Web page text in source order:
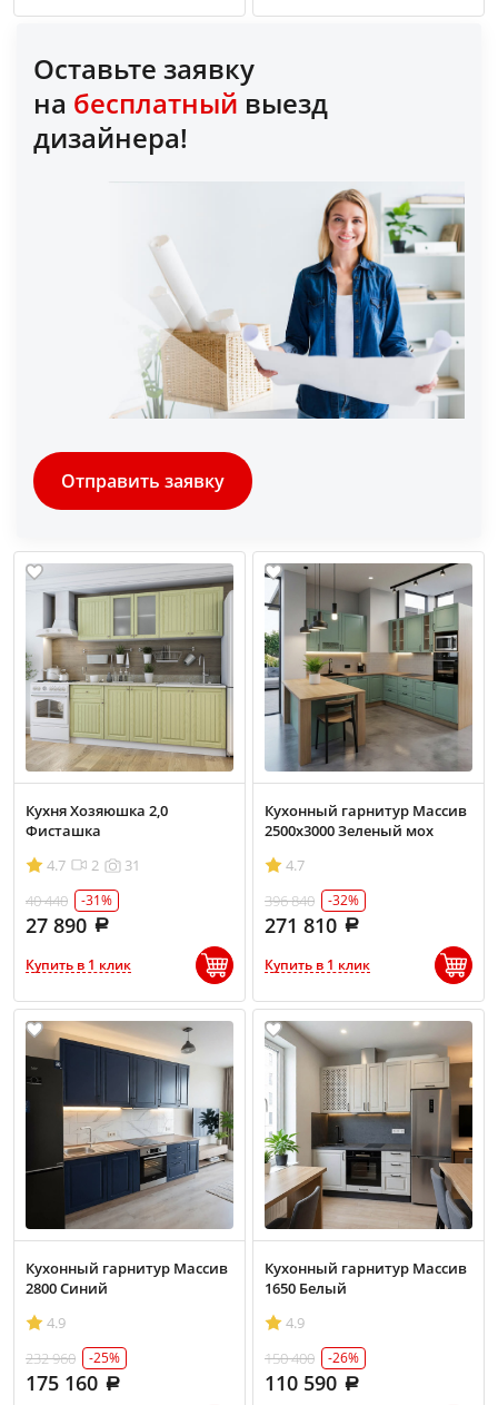
Оставьте заявку
на бесплатный выезд
дизайнера!
Отправить заявку
Кухня Хозяюшка 2,0
Фисташка
4.7
2
31
40 440
-31%
27 890
Купить в 1 клик
Кухонный гарнитур Массив
2500х3000 Зеленый мох
4.7
396 840
-32%
271 810
Купить в 1 клик
Кухонный гарнитур Массив
2800 Синий
4.9
232 960
-25%
175 160
Кухонный гарнитур Массив
1650 Белый
4.9
150 400
-26%
110 590